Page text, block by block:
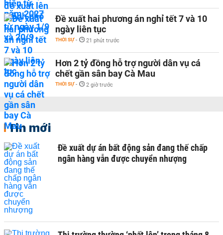
Đề xuất hai phương án nghỉ tết 7 và 10
ngày liên tục
THỜI SỰ - 21 phút trước
Hơn 2 tỷ đồng hỗ trợ người dân vụ cá
chết gần sân bay Cà Mau
THỜI SỰ - 2 giờ trước
Tin mới
Đề xuất dự án bất động sản đang thế chấp
ngân hàng vẫn được chuyển nhượng